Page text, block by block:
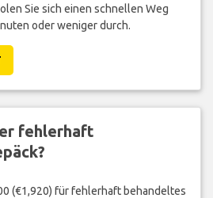
Sie sich einen schnellen Weg
oder weniger durch.
fehlerhaft
(€1,920) für fehlerhaft behandeltes